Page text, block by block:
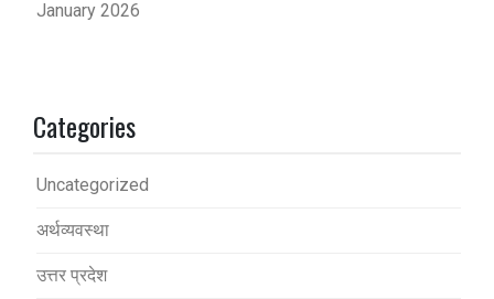
January 2026
Categories
Uncategorized
अर्थव्यवस्था
उत्तर प्रदेश